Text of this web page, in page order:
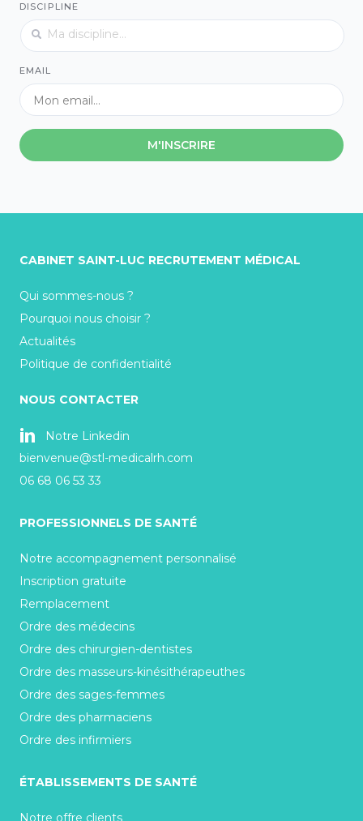
DISCIPLINE
EMAIL
M'INSCRIRE
CABINET SAINT-LUC RECRUTEMENT MÉDICAL
Qui sommes-nous ?
Pourquoi nous choisir ?
Actualités
Politique de confidentialité
NOUS CONTACTER
Notre Linkedin
bienvenue@stl-medicalrh.com
06 68 06 53 33
PROFESSIONNELS DE SANTÉ
Notre accompagnement personnalisé
Inscription gratuite
Remplacement
Ordre des médecins
Ordre des chirurgien-dentistes
Ordre des masseurs-kinésithérapeuthes
Ordre des sages-femmes
Ordre des pharmaciens
Ordre des infirmiers
ÉTABLISSEMENTS DE SANTÉ
Notre offre clients